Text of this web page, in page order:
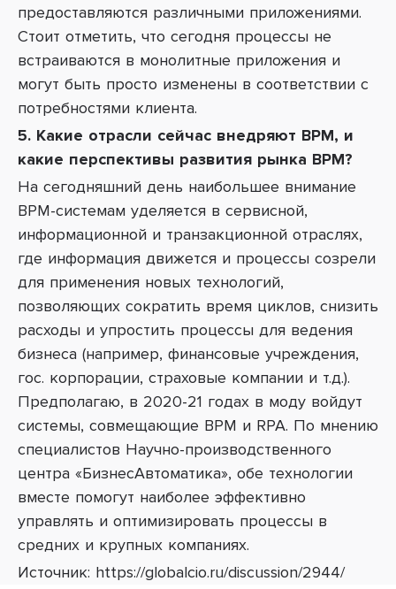
предоставляются различными приложениями.
Стоит отметить, что сегодня процессы не
встраиваются в монолитные приложения и
могут быть просто изменены в соответствии с
потребностями клиента.
5. Какие отрасли сейчас внедряют BPM, и
какие перспективы развития рынка BPM?
На сегодняшний день наибольшее внимание
BPM-системам уделяется в сервисной,
информационной и транзакционной отраслях,
где информация движется и процессы созрели
для применения новых технологий,
позволяющих сократить время циклов, снизить
расходы и упростить процессы для ведения
бизнеса (например, финансовые учреждения,
гос. корпорации, страховые компании и т.д.).
Предполагаю, в 2020-21 годах в моду войдут
системы, совмещающие ВРМ и RPA. По мнению
специалистов Научно-производственного
центра «БизнесАвтоматика», обе технологии
вместе помогут наиболее эффективно
управлять и оптимизировать процессы в
средних и крупных компаниях.
Источник: https://globalcio.ru/discussion/2944/